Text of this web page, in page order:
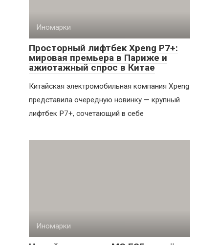
Иномарки
Просторный лифтбек Xpeng P7+:
мировая премьера в Париже и
ажиотажный спрос в Китае
Китайская электромобильная компания Xpeng
представила очередную новинку — крупный
лифтбек P7+, сочетающий в себе
Иномарки